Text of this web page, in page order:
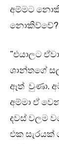
අම්මට
නොකිව්වේ?
“එයාලට
ශාන්තගේ
ඈත් වුණා.
අම්මා ඒ
දවස් වලම
එක සැරයක්